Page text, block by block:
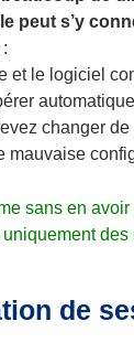
peut s’y
et le logiciel
changer
mauvaise
sans en
de